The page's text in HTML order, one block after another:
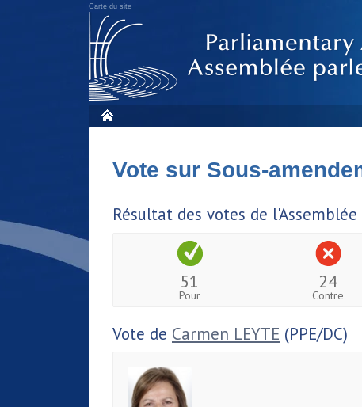
Carte du site
Vote sur Sous-
Résultat des votes de l'Assemblée
51
Pour
24
Contre
Vote de Carmen LEYTE (PPE/DC)